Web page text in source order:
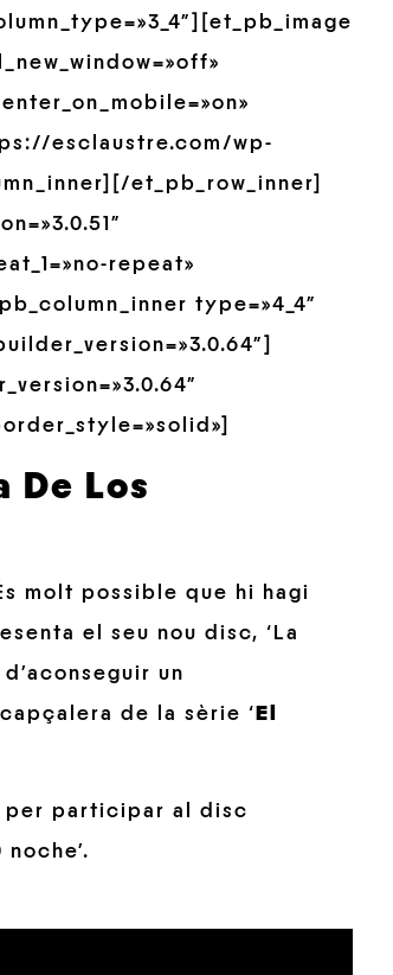
esclaustre.com/wp-
et_pb_row_inner]
repeat»
type=»4_4″
De Los
molt possible que hi hagi
el seu nou disc, ‘La
un
de la sèrie ‘ El
per participar al disc